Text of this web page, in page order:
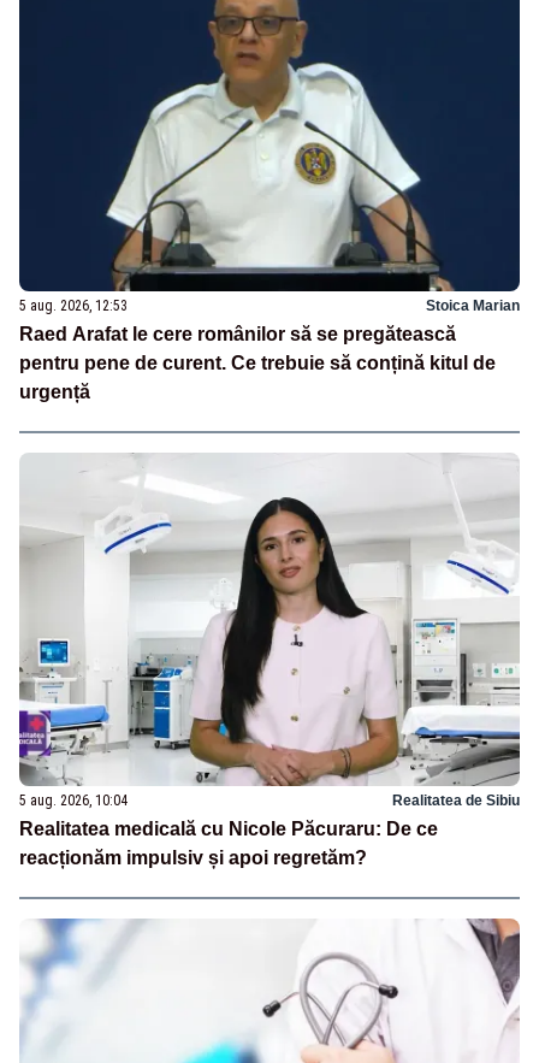
5 aug. 2026, 12:53 Stoica Marian
Raed Arafat le cere românilor să se pregătească
pentru pene de curent. Ce trebuie să conțină kitul de
urgență
5 aug. 2026, 10:04 Realitatea de Sibiu
Realitatea medicală cu Nicole Păcuraru: De ce
reacționăm impulsiv și apoi regretăm?